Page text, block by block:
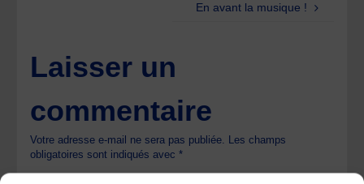
En avant la musique !
Laisser un
commentaire
Votre adresse e-mail ne sera pas publiée. Les champs
obligatoires sont indiqués avec*